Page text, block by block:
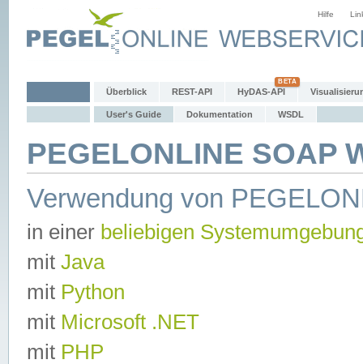
Hilfe
Überblick REST-API HyDAS-API
User's Guide Dokumentation WSDL
PEGELONLINE SOAP
Verwendung von
in einer beliebigen
mit Java
mit Python
mit Microsoft .NET
mit PHP